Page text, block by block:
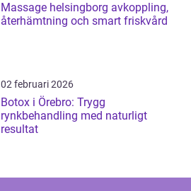
Massage helsingborg avkoppling,
återhämtning och smart friskvård
02 februari 2026
Botox i Örebro: Trygg
rynkbehandling med naturligt
resultat